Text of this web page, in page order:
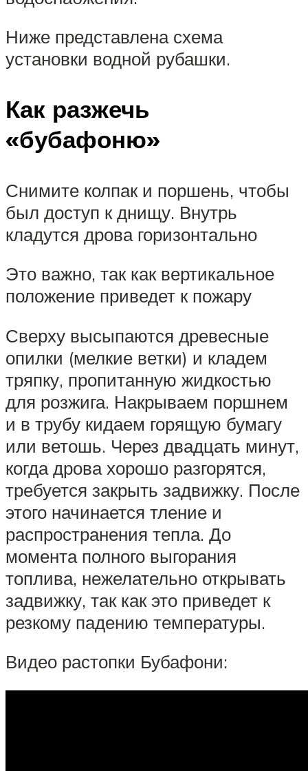
Ниже представлена схема
установки водной рубашки.
Как разжечь
«бубафоню»
Снимите колпак и поршень, чтобы
был доступ к днищу. Внутрь
кладутся дрова горизонтально
Это важно, так как вертикальное
положение приведет к пожару
Сверху высыпаются древесные
опилки (мелкие ветки) и кладем
тряпку, пропитанную жидкостью
для розжига. Накрываем поршнем
и в трубу кидаем горящую бумагу
или ветошь. Через двадцать минут,
когда дрова хорошо разгорятся,
требуется закрыть задвижку. После
этого начинается тление и
распространения тепла. До
момента полного выгорания
топлива, нежелательно открывать
задвижку, так как это приведет к
резкому падению температуры.
Видео растопки Бубафони: